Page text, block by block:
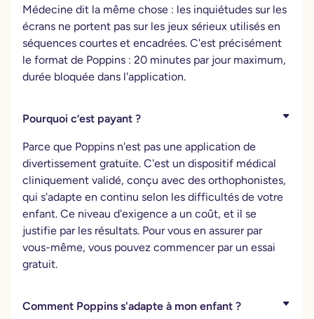
Médecine dit la même chose : les inquiétudes sur les
écrans ne portent pas sur les jeux sérieux utilisés en
séquences courtes et encadrées. C'est précisément
le format de Poppins : 20 minutes par jour maximum,
durée bloquée dans l'application.
Pourquoi c’est payant ?
Parce que Poppins n'est pas une application de
divertissement gratuite. C'est un dispositif médical
cliniquement validé, conçu avec des orthophonistes,
qui s'adapte en continu selon les difficultés de votre
enfant. Ce niveau d'exigence a un coût, et il se
justifie par les résultats. Pour vous en assurer par
vous-même, vous pouvez commencer par un essai
gratuit.
Comment Poppins s'adapte à mon enfant ?